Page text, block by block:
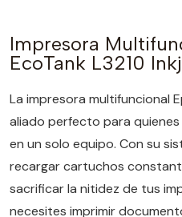
Impresora
EcoTank L3210
La impresora multifuncional
aliado perfecto para
en un solo equipo. Con su
recargar cartuchos
sacrificar la nitidez de tus
necesites imprimir